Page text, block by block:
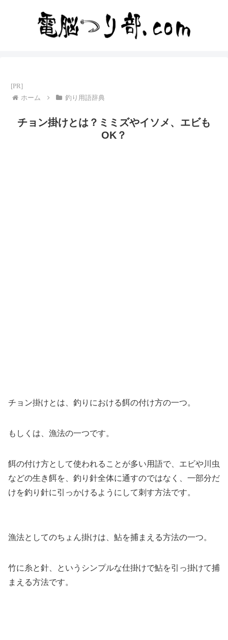
ホーム 釣り用語辞典
チョン掛けとは？ミミズやイソメ、エビも
OK？
チョン掛けとは、釣りにおける餌の付け方の一つ。
もしくは、漁法の一つです。
餌の付け方として使われることが多い用語で、エビや川虫
などの生き餌を、釣り針全体に通すのではなく、一部分だ
けを釣り針に引っかけるようにして刺す方法です。
漁法としてのちょん掛けは、鮎を捕まえる方法の一つ。
竹に糸と針、というシンプルな仕掛けで鮎を引っ掛けて捕
まえる方法です。